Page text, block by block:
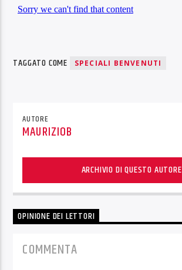
TAGGATO COME SPECIALI BENVENUTI
AUTORE
MAURIZIOB
ARCHIVIO DI QUESTO AUTORE
OPINIONE DEI LETTORI
COMMENTA